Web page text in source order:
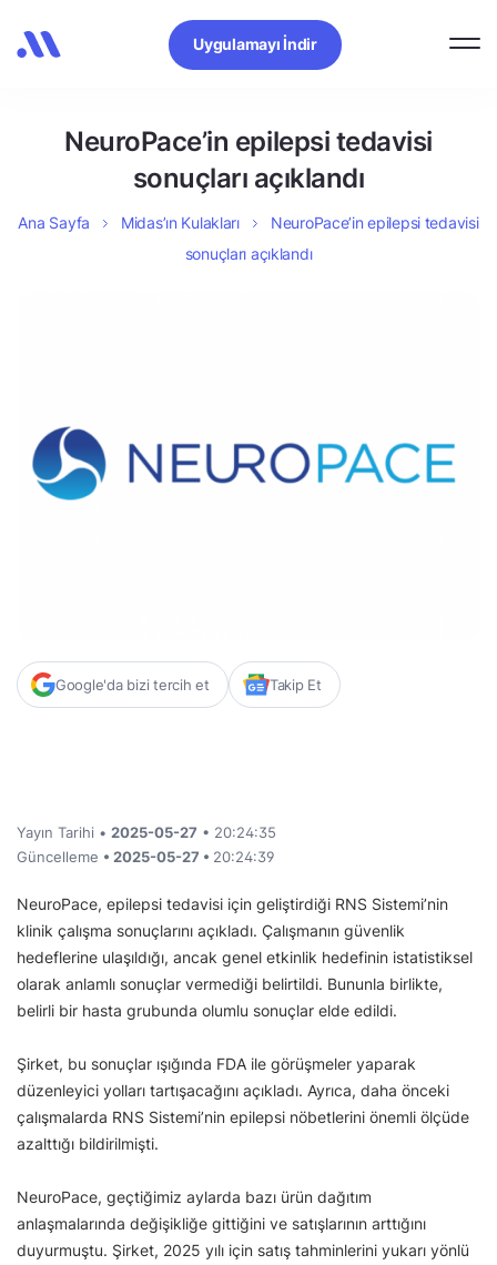
Uygulamayı İndir
NeuroPace’in epilepsi tedavisi
sonuçları açıklandı
Ana Sayfa Midas’ın Kulakları
NeuroPace’in epilepsi tedavisi
sonuçları açıklandı
Google'da bizi tercih et Takip Et
Yayın Tarihi • 2025-05-27 • 20:24:35
Güncelleme • 2025-05-27 • 20:24:39
NeuroPace, epilepsi tedavisi için geliştirdiği RNS Sistemi’nin
klinik çalışma sonuçlarını açıkladı. Çalışmanın güvenlik
hedeflerine ulaşıldığı, ancak genel etkinlik hedefinin istatistiksel
olarak anlamlı sonuçlar vermediği belirtildi. Bununla birlikte,
belirli bir hasta grubunda olumlu sonuçlar elde edildi.
Şirket, bu sonuçlar ışığında FDA ile görüşmeler yaparak
düzenleyici yolları tartışacağını açıkladı. Ayrıca, daha önceki
çalışmalarda RNS Sistemi’nin epilepsi nöbetlerini önemli ölçüde
azalttığı bildirilmişti.
NeuroPace, geçtiğimiz aylarda bazı ürün dağıtım
anlaşmalarında değişikliğe gittiğini ve satışlarının arttığını
duyurmuştu. Şirket, 2025 yılı için satış tahminlerini yukarı yönlü